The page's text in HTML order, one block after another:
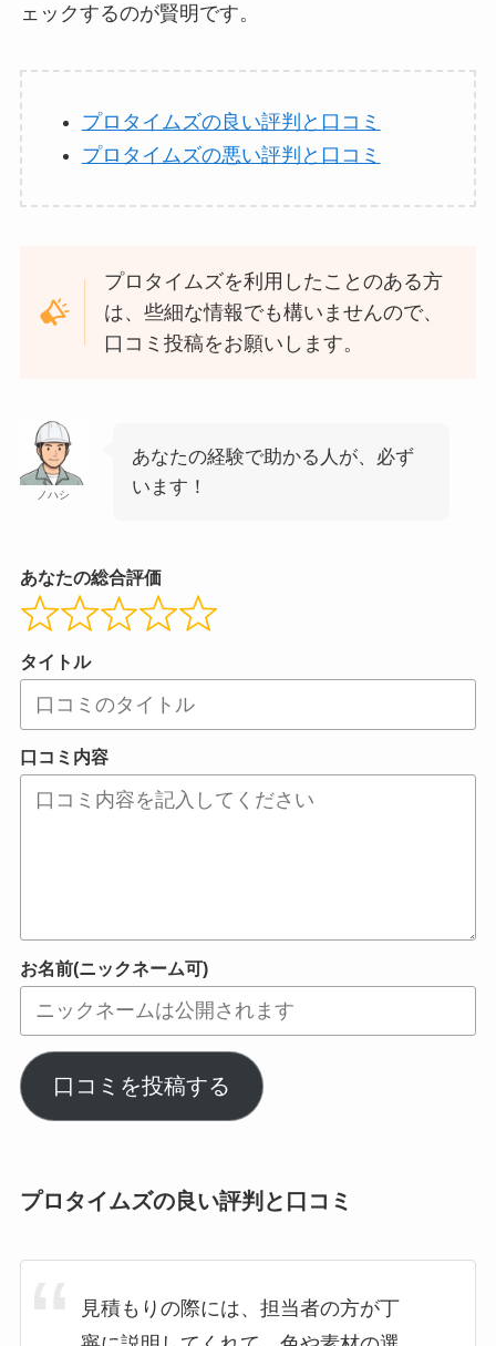
ェックするのが賢明です。
プロタイムズの良い評判と口コミ
プロタイムズの悪い評判と口コミ
プロタイムズを利用したことのある方
は、些細な情報でも構いませんので、
口コミ投稿をお願いします。
ノハシ
あなたの経験で助かる人が、必ず
います！
あなたの総合評価
タイトル
口コミ内容
お名前(ニックネーム可)
口コミを投稿する
プロタイムズの良い評判と口コミ
見積もりの際には、担当者の方が丁